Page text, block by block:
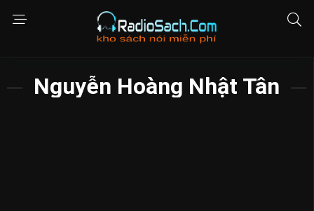
Nguyễn Hoàng Nhật Tân